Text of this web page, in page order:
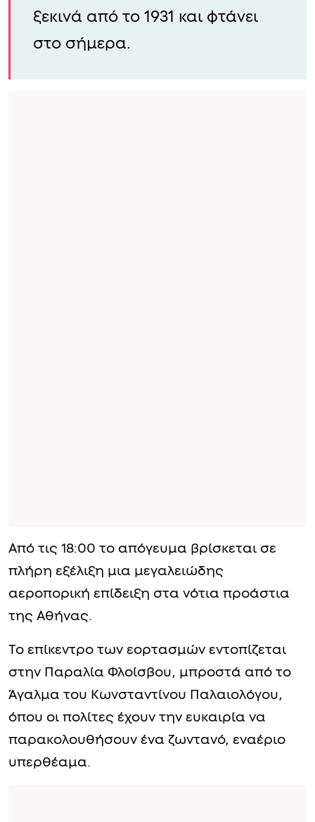
ξεκινά από το 1931 και φτάνει
στο σήμερα.
Από τις 18:00 το απόγευμα βρίσκεται σε
πλήρη εξέλιξη μια μεγαλειώδης
αεροπορική επίδειξη στα νότια προάστια
της Αθήνας.
Το επίκεντρο των εορτασμών εντοπίζεται
στην Παραλία Φλοίσβου, μπροστά από το
Άγαλμα του Κωνσταντίνου Παλαιολόγου,
όπου οι πολίτες έχουν την ευκαιρία να
παρακολουθήσουν ένα ζωντανό, εναέριο
υπερθέαμα.